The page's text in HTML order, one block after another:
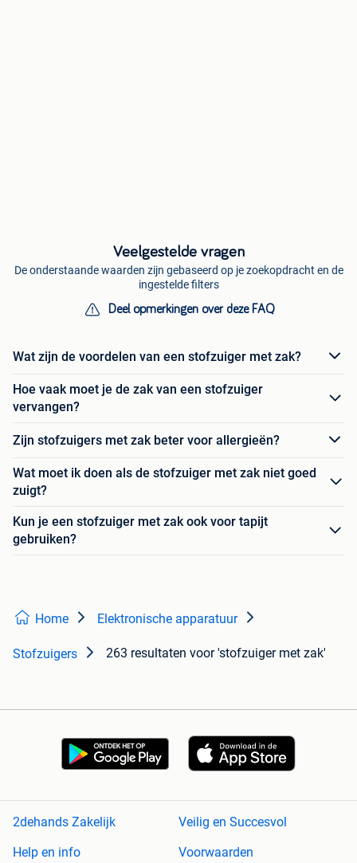
Veelgestelde vragen
De onderstaande waarden zijn gebaseerd op je zoekopdracht en de
ingestelde filters
Deel opmerkingen over deze FAQ
Wat zijn de voordelen van een stofzuiger met zak?
Hoe vaak moet je de zak van een stofzuiger
vervangen?
Zijn stofzuigers met zak beter voor allergieën?
Wat moet ik doen als de stofzuiger met zak niet goed
zuigt?
Kun je een stofzuiger met zak ook voor tapijt
gebruiken?
Home Elektronische apparatuur
Stofzuigers 263 resultaten voor 'stofzuiger met zak'
2dehands Zakelijk
Veilig en Succesvol
Help en info
Voorwaarden